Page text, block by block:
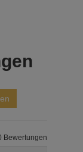
Bewertungen